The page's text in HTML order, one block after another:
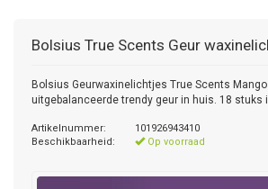
Bolsius True Scents Geur
Bolsius Geurwaxinelichtjes True Scents
uitgebalanceerde trendy geur in huis. 18 stuks
Artikelnummer:
101926943410
Beschikbaarheid:
Op voorraad